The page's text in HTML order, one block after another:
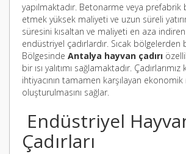
yapılmaktadır. Betonarme veya prefabrik
etmek yüksek maliyeti ve uzun süreli
süresini kısaltan ve maliyeti en aza
endüstriyel çadırlardır. Sıcak
Bölgesinde Antalya hayvan çadırı
bir ısı yalıtımı sağlamaktadır. Çadırlarımız
ihtiyacının tamamen karşılayan
oluşturulmasını sağlar.
Endüstriyel
Çadırları